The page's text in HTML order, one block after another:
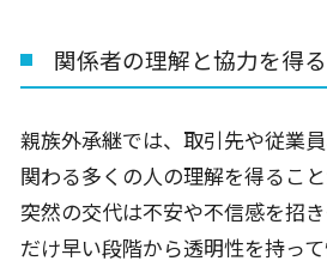
関係者の理解と協力を得る
親族外承継では、取引先や従業
関わる多くの人の理解を得ること
突然の交代は不安や不信感を招
だけ早い段階から透明性を持っ